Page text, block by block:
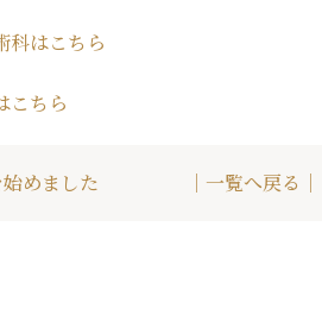
科はこちら
こちら
めました ｜一覧へ戻る｜